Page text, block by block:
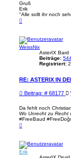
Gruß
Erik
"Alle sollt ihr noch
a
h
o
b
WeissNix
AsterIX Bard
Beiträge:
Registriert:
RE: ASTERIX IN
Beitrag: # 68177B
i
t
r
Da fehlt noch
Wo Unrecht zu Recht
#FreeBaud
a
h
o
b
Erik